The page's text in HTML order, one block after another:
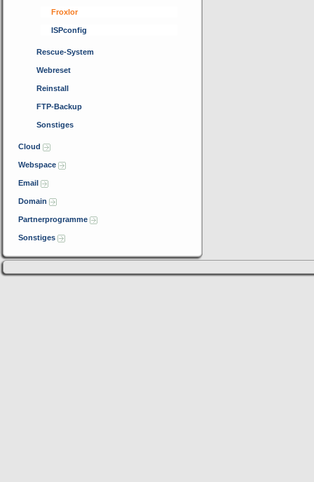
Froxlor
ISPconfig
Rescue-System
Webreset
Reinstall
FTP-Backup
Sonstiges
Cloud
Webspace
Email
Domain
Partnerprogramme
Sonstiges